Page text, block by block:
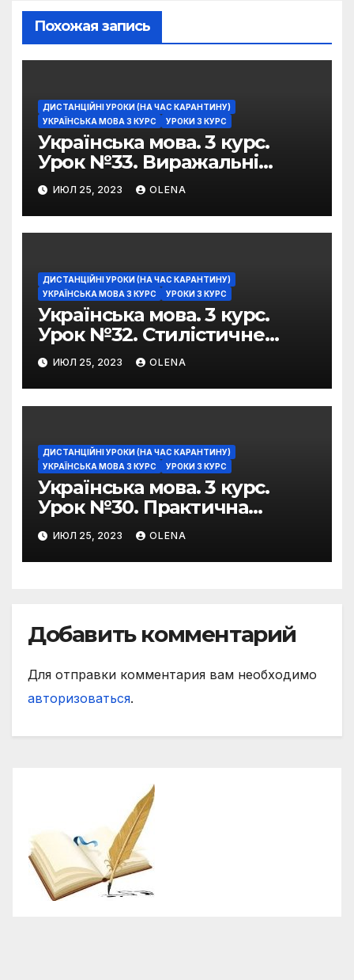
Похожая запись
ДИСТАНЦІЙНІ УРОКИ (НА ЧАС КАРАНТИНУ)
УКРАЇНСЬКА МОВА 3 КУРС
УРОКИ 3 КУРС
Українська мова. 3 курс.
Урок №33. Виражальні
можливості фразеологізмів
ИЮЛ 25, 2023 OLENA
ДИСТАНЦІЙНІ УРОКИ (НА ЧАС КАРАНТИНУ)
УКРАЇНСЬКА МОВА 3 КУРС
УРОКИ 3 КУРС
Українська мова. 3 курс.
Урок №32. Стилістичне
забарвлення
фразеологізмів
ИЮЛ 25, 2023 OLENA
ДИСТАНЦІЙНІ УРОКИ (НА ЧАС КАРАНТИНУ)
УКРАЇНСЬКА МОВА 3 КУРС
УРОКИ 3 КУРС
Українська мова. 3 курс.
Урок №30. Практична
риторика. Оцінювальні
жанри. Характеристика
ИЮЛ 25, 2023 OLENA
Добавить комментарий
Для отправки комментария вам необходимо
авторизоваться.